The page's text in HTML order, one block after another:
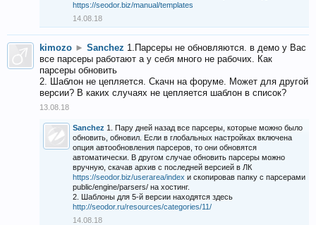
https://seodor.biz/manual/templates
14.08.18
kimozo ► Sanchez 1.Парсеры не обновляются. в демо у Вас
все парсеры работают а у себя много не рабочих. Как
парсеры обновить
2. Шаблон не цепляется. Скачн на форуме. Может для другой
версии? В каких случаях не цепляется шаблон в список?
13.08.18
Sanchez 1. Пару дней назад все парсеры, которые можно было
обновить, обновил. Если в глобальных настройках включена
опция автообновления парсеров, то они обновятся
автоматически. В другом случае обновить парсеры можно
вручную, скачав архив с последней версией в ЛК
https://seodor.biz/userarea/index и скопировав папку с парсерами
public/engine/parsers/ на хостинг.
2. Шаблоны для 5-й версии находятся здесь
http://seodor.ru/resources/categories/11/
14.08.18